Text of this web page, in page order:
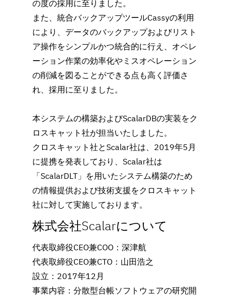
の度の採用に至りました。
また、統合バックアップツールCassyの利用
により、データのバックアップおよびリスト
ア操作をシンプルかつ統合的に行え、オペレ
ーション作業の効率化やミスオペレーション
の削減を図ることができる点も高く評価さ
れ、採用に至りました。
本システムの構築およびScalarDBの実装をク
ロスキャット社が担当いたしました。
クロスキャット社とScalar社は、2019年5月
に提携を発表しており、Scalar社は
「ScalarDLT」を用いたシステム構築のため
の情報提供および技術支援をクロスキャット
社に対して実施しております。
株式会社Scalarについて
代表取締役CEO兼COO：深津航
代表取締役CEO兼CTO：山田浩之
設立：2017年12月
事業内容：分散型台帳ソフトウェアの研究開